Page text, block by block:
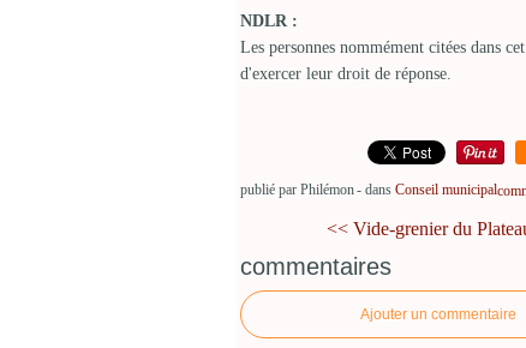
NDLR :
Les personnes nommément citées dans
d'exercer leur droit de réponse.
publié par Philémon- dans Conseil municipal
<< Vide-grenier du
commentaires
Ajouter un commentaire